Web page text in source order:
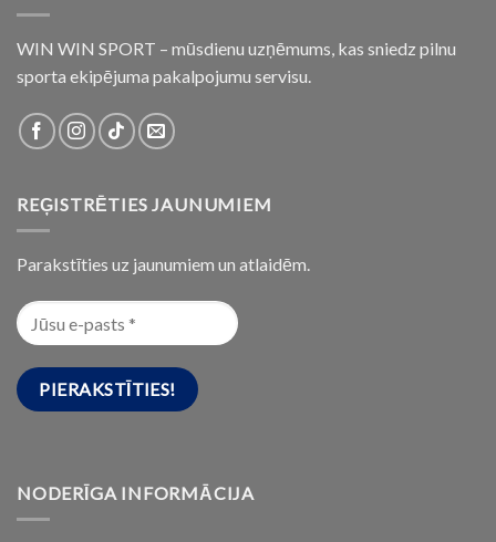
WIN WIN SPORT – mūsdienu uzņēmums, kas sniedz pilnu
sporta ekipējuma pakalpojumu servisu.
REĢISTRĒTIES JAUNUMIEM
Parakstīties uz jaunumiem un atlaidēm.
NODERĪGA INFORMĀCIJA